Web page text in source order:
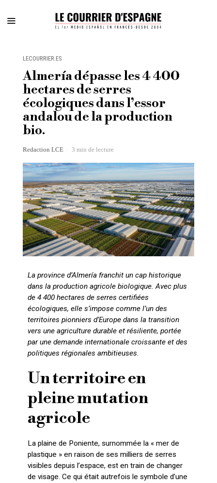
LECOURRIER.ES
Almería dépasse les 4 400
hectares de serres
écologiques dans l’essor
andalou de la production
bio.
Redaction LCE 3 min de lecture
La province d’Almería franchit un cap historique
dans la production agricole biologique. Avec plus
de 4 400 hectares de serres certifiées
écologiques, elle s’impose comme l’un des
territoires pionniers d’Europe dans la transition
vers une agriculture durable et résiliente, portée
par une demande internationale croissante et des
politiques régionales ambitieuses.
Un territoire en
pleine mutation
agricole
La plaine de Poniente, surnommée la « mer de
plastique » en raison de ses milliers de serres
visibles depuis l’espace, est en train de changer
de visage. Ce qui était autrefois le symbole d’une